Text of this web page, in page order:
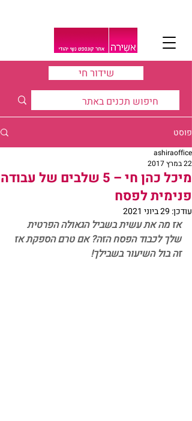
שידור חי
פוסט
מיכל כהן חי – 5 שלבים של עבודה
פנימית לפסח
ashiraoffice
22 במרץ 2017
עודכן: 29 ביוני 2021
אז מה את עשית בשביל הגאולה הפרטית
שלך לכבוד הפסח הזה? אם טרם הספקת אז
זה בול השיעור בשבילך!